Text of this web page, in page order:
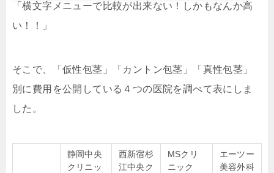
「横文字メニューで比較が出来ない！しかもなんか高
い！！」
そこで、「仮性包茎」「カントン包茎」「真性包茎」
別に費用を公開している４つの医院を調べて表にしま
した。
静岡中央
クリニッ
西新宿杉
江中央ク
MSクリ
ニック
エーツー
美容外科